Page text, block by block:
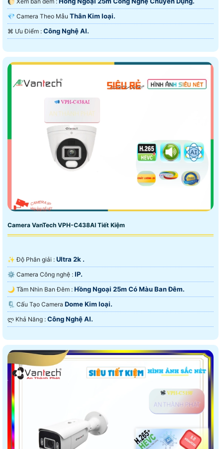
💎 Camera Theo Mẫu Thân Kim loại.
️⌘ Ưu Điểm : Công Nghệ AI.
Camera VanTech VPH-C438AI Tiết Kiệm
✨ Độ Phân giải : Ultra 2k .
⚙ Camera Công nghệ : IP.
🌙 Tầm Nhìn Ban Đêm : Hồng Ngoại 25m Có Màu Ban Ðêm.
🗜️ Cấu Tạo Camera Dome Kim loại.
️ლ Khả Năng : Công Nghệ AI.